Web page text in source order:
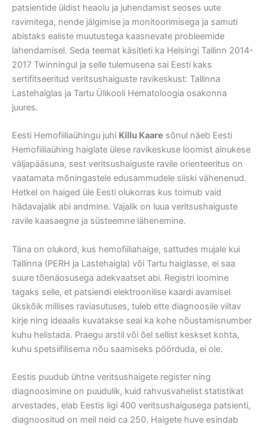
patsientide üldist heaolu ja juhendamist seoses uute
ravimitega, nende jälgimise ja monitoorimisega ja samuti
abistaks ealiste muutustega kaasnevate probleemide
lahendamisel. Seda teemat käsitleti ka Helsingi Tallinn 2014-
2017 Twinningul ja selle tulemusena sai Eesti kaks
sertifitseeritud veritsushaiguste ravikeskust: Tallinna
Lastehaiglas ja Tartu Ülikooli Hematoloogia osakonna
juures.
Eesti Hemofiiliaühingu juhi Killu Kaare sõnul näeb Eesti
Hemofiiliaühing haiglate ülese ravikeskuse loomist ainukese
väljapääsuna, sest veritsushaiguste ravile orienteeritus on
vaatamata mõningastele edusammudele siiski vähenenud.
Hetkel on haiged üle Eesti olukorras kus toimub vaid
hädavajalik abi andmine. Vajalik on luua veritsushaiguste
ravile kaasaegne ja süsteemne lähenemine.
Täna on olukord, kus hemofiiliahaige, sattudes mujale kui
Tallinna (PERH ja Lastehaigla) või Tartu haiglasse, ei saa
suure tõenäosusega adekvaatset abi. Registri loomine
tagaks selle, et patsiendi elektroonilise kaardi avamisel
ükskõik millises raviasutuses, tuleb ette diagnoosile viitav
kirje ning ideaalis kuvatakse seal ka kohe nõustamisnumber
kuhu helistada. Praegu arstil või õel sellist keskset kohta,
kuhu spetsiifilisema nõu saamiseks pöörduda, ei ole.
Eestis puudub ühtne veritsushaigete register ning
diagnoosimine on puudulik, kuid rahvusvahelist statistikat
arvestades, elab Eestis ligi 400 veritsushaigusega patsienti,
diagnoositud on meil neid ca 250. Haigete huve esindab